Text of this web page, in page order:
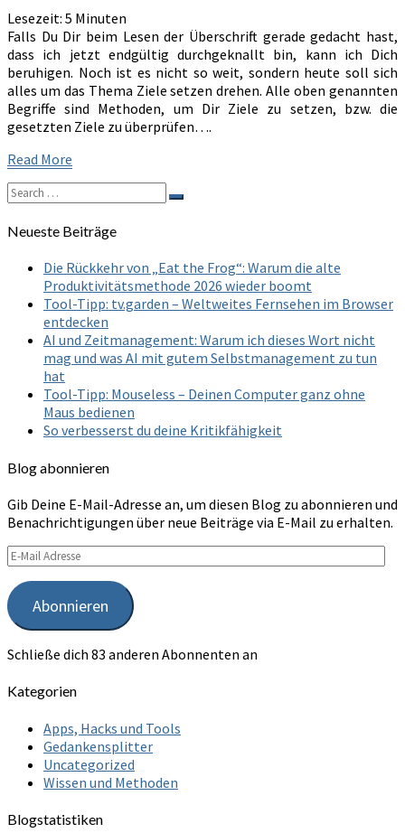
Lesezeit: 5 Minuten
Falls Du Dir beim Lesen der Überschrift gerade gedacht hast,
dass ich jetzt endgültig durchgeknallt bin, kann ich Dich
beruhigen. Noch ist es nicht so weit, sondern heute soll sich
alles um das Thema Ziele setzen drehen. Alle oben genannten
Begriffe sind Methoden, um Dir Ziele zu setzen, bzw. die
gesetzten Ziele zu überprüfen….
Read More
Search
for:
Search
Neueste Beiträge
Die Rückkehr von „Eat the Frog“: Warum die alte
Produktivitätsmethode 2026 wieder boomt
Tool-Tipp: tv.garden – Weltweites Fernsehen im Browser
entdecken
AI und Zeitmanagement: Warum ich dieses Wort nicht
mag und was AI mit gutem Selbstmanagement zu tun
hat
Tool-Tipp: Mouseless – Deinen Computer ganz ohne
Maus bedienen
So verbesserst du deine Kritikfähigkeit
Blog abonnieren
Gib Deine E-Mail-Adresse an, um diesen Blog zu abonnieren und
Benachrichtigungen über neue Beiträge via E-Mail zu erhalten.
E-
Mail
Adresse
Abonnieren
Schließe dich 83 anderen Abonnenten an
Kategorien
Apps, Hacks und Tools
Gedankensplitter
Uncategorized
Wissen und Methoden
Blogstatistiken